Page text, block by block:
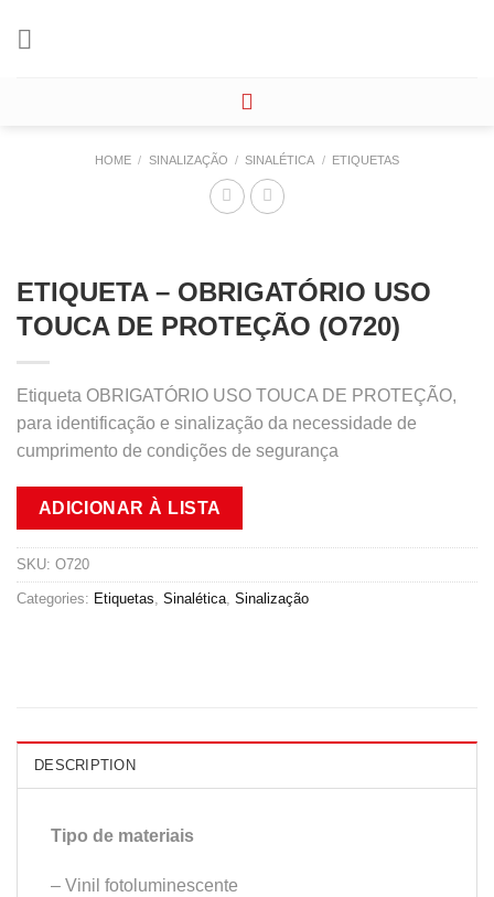
HOME / SINALIZAÇÃO / SINALÉTICA / ETIQUETAS
ETIQUETA – OBRIGATÓRIO USO
TOUCA DE PROTEÇÃO (O720)
Etiqueta OBRIGATÓRIO USO TOUCA DE PROTEÇÃO,
para identificação e sinalização da necessidade de
cumprimento de condições de segurança
ADICIONAR À LISTA
SKU: O720
Categories: Etiquetas Sinalética Sinalização
DESCRIPTION
Tipo de materiais
– Vinil fotoluminescente